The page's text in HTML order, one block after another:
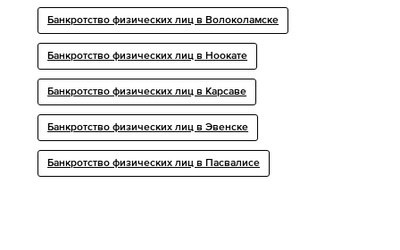
Банкротство физических лиц в Волоколамске
Банкротство физических лиц в Ноокате
Банкротство физических лиц в Карсаве
Банкротство физических лиц в Эвенске
Банкротство физических лиц в Пасвалисе